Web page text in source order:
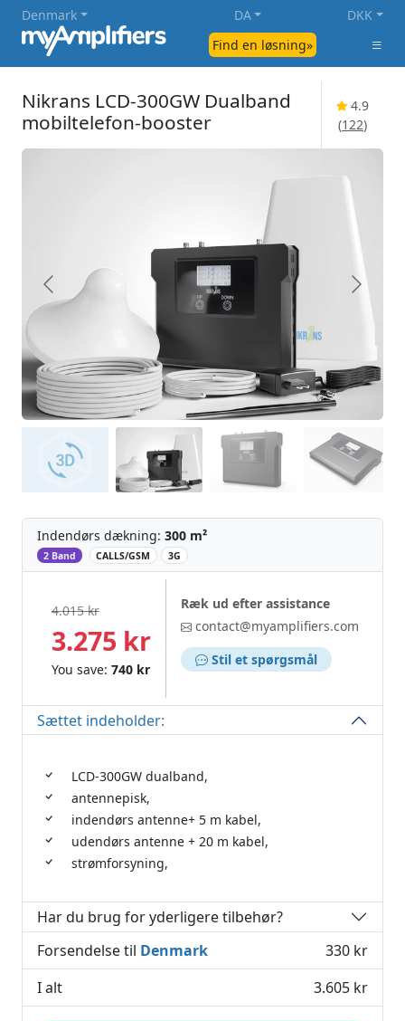
Find en løsning»
Denmark DA DKK
Nikrans LCD-300GW Dualband
mobiltelefon-booster
4.9
(122)
Indendørs dækning: 300 m²
2 Band ‌ CALLS/GSM 3G
4.015 kr
3.275 kr
You save: 740 kr
Ræk ud efter assistance
contact@myamplifiers.com
Stil et spørgsmål
Sættet indeholder:
LCD-300GW dualband,
antennepisk,
indendørs antenne+ 5 m kabel,
udendørs antenne + 20 m kabel,
strømforsyning,
Har du brug for yderligere tilbehør?
Forsendelse til Denmark
330 kr
I alt
3.605 kr